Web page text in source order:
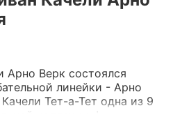
Арно Верк состоялся
линейки - Арно
Тет-а-Тет одна из 9